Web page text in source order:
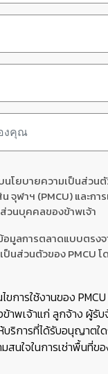
นโยบายความเป็นส่วน
จุฬาฯ (PMCU) และกา
วนบุคคลของข้าพเจ้า
มูลการตลาดแบบตรงจ
นส่วนตัวของ PMCU โ
ขการใช้งานของ
าพเจ้าแก่ ลูกจ้าง ผู้รั
บริการที่ได้รับอนุญาตใ
สนใจในการเช่าพื้นที่ข